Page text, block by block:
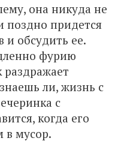
она никуда не
поздно придется
и обсудить ее.
фурию
раздражает
ли, жизнь с
с
когда его
в мусор.